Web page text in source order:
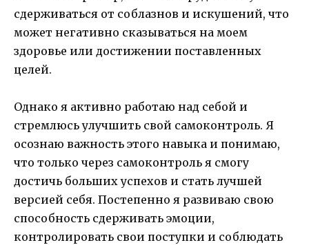
сдерживаться от соблазнов и искушений, что
может негативно сказываться на моем
здоровье или достижении поставленных
целей.
Однако я активно работаю над себой и
стремлюсь улучшить свой самоконтроль. Я
осознаю важность этого навыка и понимаю,
что только через самоконтроль я смогу
достичь больших успехов и стать лучшей
версией себя. Постепенно я развиваю свою
способность сдерживать эмоции,
контролировать свои поступки и соблюдать